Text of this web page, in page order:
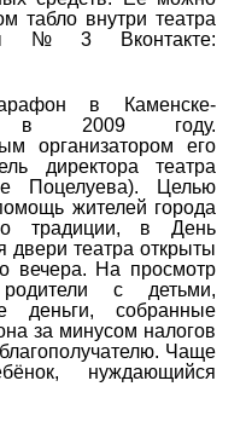
табло внутри театра
№ 3 Вконтакте:
в Каменске-
в 2009 году.
организатором его
директора театра
Поцелуева). Целью
жителей города
традиции, в День
двери театра открыты
вечера. На просмотр
с детьми,
деньги, собранные
за минусом налогов
Чаще
нуждающийся